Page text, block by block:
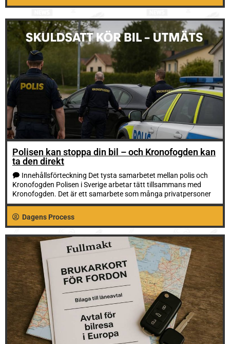
Polisen kan stoppa din bil – och Kronofogden kan
ta den direkt
🗭 Innehållsförteckning Det tysta samarbetet mellan polis och
Kronofogden Polisen i Sverige arbetar tätt tillsammans med
Kronofogden. Det är ett samarbete som många privatpersoner
Dagens Process